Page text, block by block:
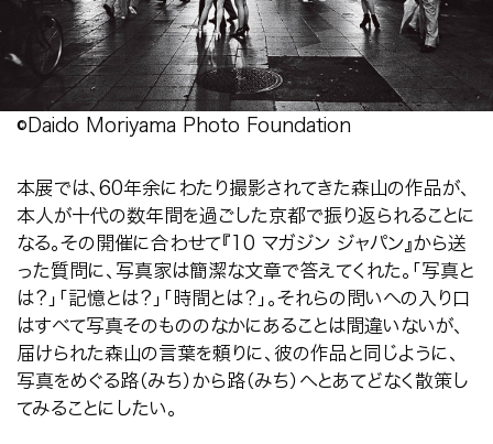
©Daido Moriyama Photo Foundation
本展では、60年余にわたり撮影されてきた森山の作品が、
本人が十代の数年間を過ごした京都で振り返られることに
なる。その開催に合わせて『10 マガジン ジャパン』から送
った質問に、写真家は簡潔な文章で答えてくれた。「写真と
は？」「記憶とは？」「時間とは？」。それらの問いへの入り口
はすべて写真そのもののなかにあることは間違いないが、
届けられた森山の言葉を頼りに、彼の作品と同じように、
写真をめぐる路（みち）から路（みち）へとあてどなく散策し
てみることにしたい。